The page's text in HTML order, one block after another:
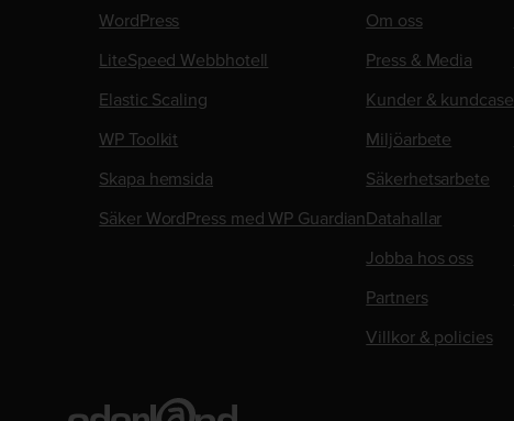
WordPress
LiteSpeed Webbhotell
Elastic Scaling
WP Toolkit
Skapa hemsida
Säker WordPress med WP Guardian
Om oss
Press & Media
Kunder & kundcase
Miljöarbete
Säkerhetsarbete
Datahallar
Jobba hos oss
Partners
Villkor & policies